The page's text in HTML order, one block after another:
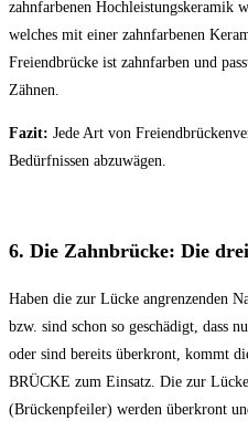
zahnfarbenen
welches mit einer zahnfarbenen
Freiendbrücke ist zahnfarben und
Zähnen.
Fazit: Jede Art von
Bedürfnissen abzuwägen.
6. Die Zahnbrücke: Die
Haben die zur Lücke angrenzenden
bzw. sind schon so geschädigt, dass
oder sind bereits überkront, kommt
BRÜCKE zum Einsatz. Die zur
(Brückenpfeiler) werden überkront